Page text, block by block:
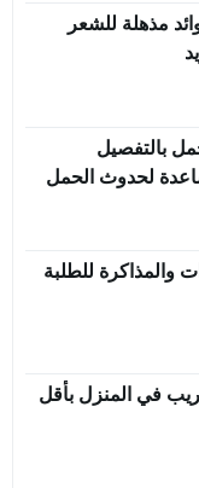
مذهلة للشعر
بالتفصيل
لحدوث الحمل
والمذاكرة للطلبة
في المنزل بأقل